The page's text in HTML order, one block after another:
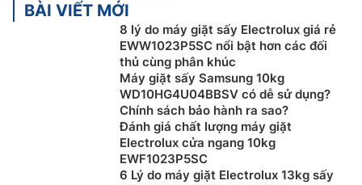
BÀI VIẾT MỚI
8 lý do máy giặt sấy Electrolux giá rẻ
EWW1023P5SC nổi bật hơn các đối
thủ cùng phân khúc
Máy giặt sấy Samsung 10kg
WD10HG4U04BBSV có dễ sử dụng?
Chính sách bảo hành ra sao?
Đánh giá chất lượng máy giặt
Electrolux cửa ngang 10kg
EWF1023P5SC
6 Lý do máy giặt Electrolux 13kg sấy